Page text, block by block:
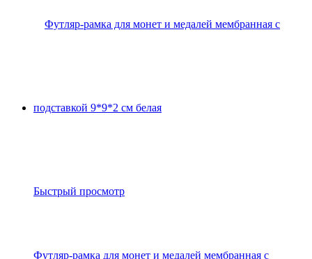
Быстрый просмотр
Футляр-рамка для монет и медалей мембранная с